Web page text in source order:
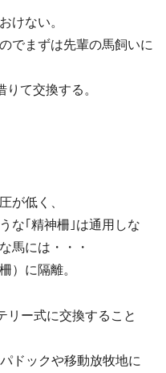
けない。
でまずは先輩の馬飼いに
て交換する。
が低く、
な｢精神柵｣は通用しな
馬には・・・
）に隔離。
ー式に交換すること
ドックや移動放牧地に